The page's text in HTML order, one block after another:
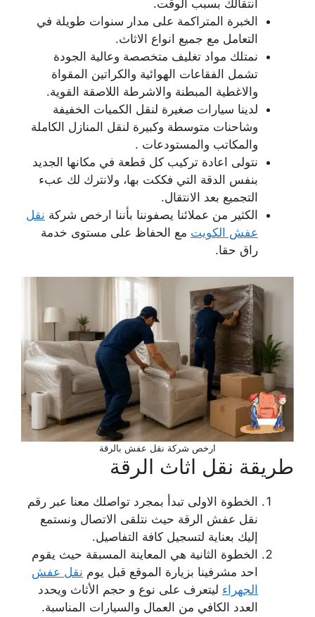
انتقالك بسبب الوقت.
الخبرة المتراكمة على مدار سنوات طويلة في
التعامل مع جميع انواع الاثاث.
نمتلك مواد تغليف متخصصة وعالية الجودة
تشمل الفقاعات الهوائية والكراتين المقواة
والاغطية المبطنة والاشرطة اللاصقة القوية.
لدينا سيارات صغيرة لنقل الكميات الخفيفة
وشاحنات متوسطة وكبيرة لنقل المنازل الكاملة
والمكاتب والمستودعات .
نتولى اعادة تركيب كل قطعة في مكانها الجديد
بنفس الدقة التي فككت بها، ولانترك لك عبء
التجميع بعد الانتقال.
الكثير من عملائنا يصفوننا بأننا ارخص شركة نقل
عفش الكويت مع الحفاظ على مستوى خدمة
راق حقا.
ارخص شركة نقل عفش بالرقة
طريقة نقل اثاث الرقة
الخطوة الاولى تبدأ بمجرد تواصلك معنا عبر رقم
نقل عفش الرقة حيث نتلقى الاتصال ونستمع
إليك بعناية لتسجيل كافة التفاصيل.
الخطوة الثانية هي المعاينة المسبقة حيث يقوم
احد مشرفينا بزيارة الموقع قبل يوم نقل عفش
الجهراء ليتعرف على نوع و حجم الأثاث ويحدد
العدد الكافي من العمال والسيارات المناسبة.